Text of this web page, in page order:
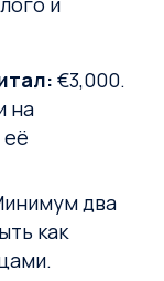
€3,000.
на
её
два
как